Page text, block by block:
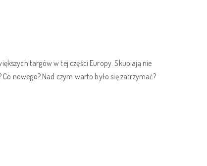
targów w tej części Europy. Skupiają nie
nowego? Nad czym warto było się zatrzymać?